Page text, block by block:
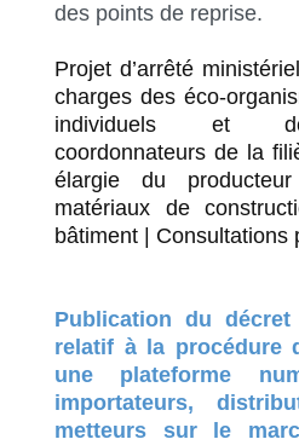
des points de reprise.
Projet d’arrêté
charges des éco-
individuels et
coordonnateurs de la
élargie du
matériaux de
bâtiment | Consultations
Publication du
relatif à la procédure
une plateforme
importateurs,
metteurs sur le